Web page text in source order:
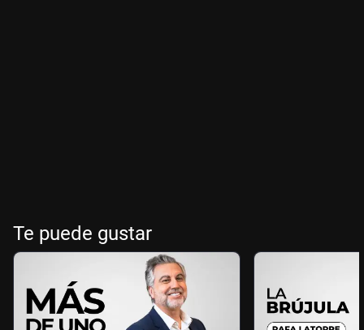
Te puede gustar